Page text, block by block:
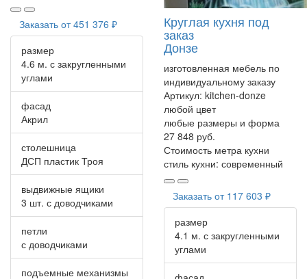
Заказать от451 376 ₽
размер
4.6 м. с закругленными
углами
фасад
Акрил
столешница
ДСП пластик Троя
выдвижные ящики
3 шт. с доводчиками
петли
с доводчиками
подъемные механизмы
Круглая кухня под
заказ
Донзе
изготовленная мебель по
индивидуальному заказу
Артикул: kitchen-donze
любой цвет
любые размеры и форма
27 848 руб.
Стоимость метра кухни
стиль кухни: современный
Заказать от 117 603 ₽
размер
4.1 м. с закругленными
углами